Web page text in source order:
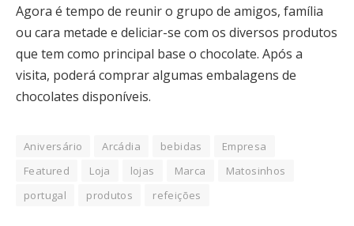
Agora é tempo de reunir o grupo de amigos, família
ou cara metade e deliciar-se com os diversos produtos
que tem como principal base o chocolate. Após a
visita, poderá comprar algumas embalagens de
chocolates disponíveis.
Aniversário Arcádia bebidas
Empresa
Featured
Loja lojas Marca
Matosinhos
portugal
produtos refeições